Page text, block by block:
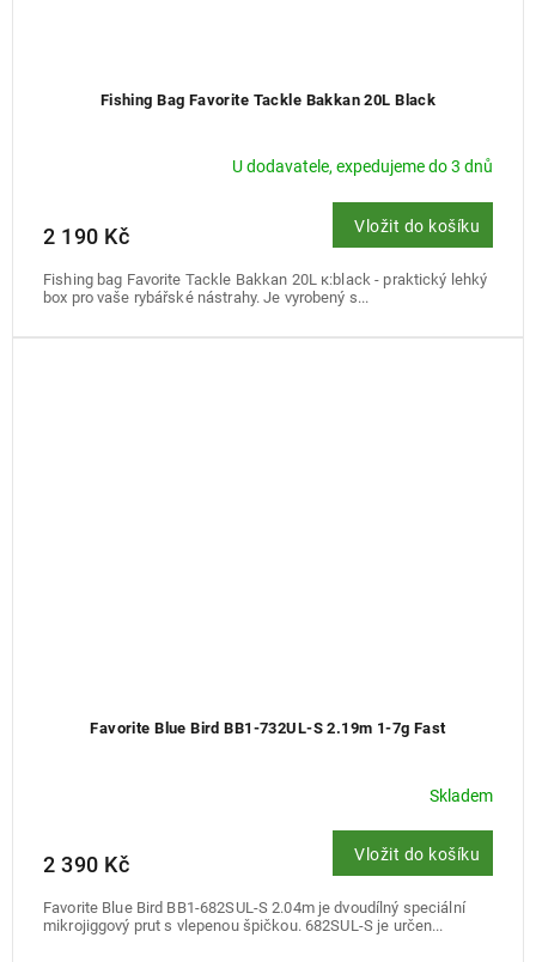
Fishing Bag Favorite Tackle Bakkan 20L Black
U dodavatele, expedujeme do 3 dnů
2 190 Kč Vložit do košíku
Fishing bag Favorite Tackle Bakkan 20L к:black - praktický lehký
box pro vaše rybářské nástrahy. Je vyrobený s...
Favorite Blue Bird BB1-732UL-S 2.19m 1-7g Fast
Skladem
2 390 Kč Vložit do košíku
Favorite Blue Bird BB1-682SUL-S 2.04m je dvoudílný speciální
mikrojiggový prut s vlepenou špičkou. 682SUL-S je určen...